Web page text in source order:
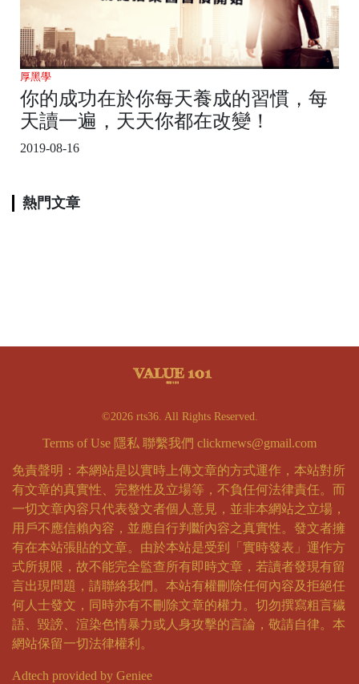
厚黑學
你的成功在於你每天養成的習慣，每
天讀一遍，天天你都在改變！
2019-08-16
熱門文章
©2026 rts36. All Rights Reserved.
Terms of Use 隱私 聯繫我們 clickrnews@gmail.com
免責聲明：本網站是以實時上傳文章的方式運作，本站對所
有文章的真實性、完整性及立場等，不負任何法律責任。而
一切文章內容只代表發文者個人意見，並非本網站之立場，
用戶不應信賴內容，並應自行判斷內容之真實性。發文者擁
有在本站張貼的文章。由於本站是受到「實時發表」運作方
式所規限，故不能完全監查所有即時文章，若讀者發現有留
言出現問題，請聯絡我們。本站有權刪除任何內容及拒絕任
何人士發文，同時亦有不刪除文章的權力。切勿撰寫粗言穢
語、毀謗、渲染色情暴力或人身攻擊的言論，敬請自律。本
網站保留一切法律權利。
Adtech provided by Geniee